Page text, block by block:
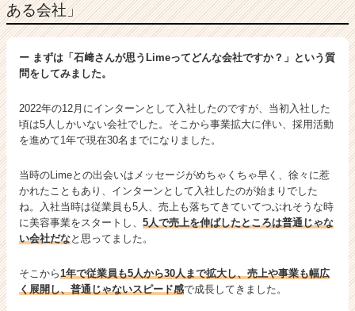
ある会社」
ー まずは「石﨑さんが思うLimeってどんな会社ですか？」という質
問をしてみました。
2022年の12月にインターンとして入社したのですが、当初入社した
頃は5人しかいない会社でした。そこから事業拡大に伴い、採用活動
を進めて1年で現在30名までになりました。
当時のLimeとの出会いはメッセージがめちゃくちゃ早く、徐々に惹
かれたこともあり、インターンとして入社したのが始まりでした
ね。入社当時は従業員も5人、売上も落ちてきていてつぶれそうな時
に美容事業をスタートし、 5人で売上を伸ばしたところは普通じゃな
い会社だなと思ってました。
そこから 1年で従業員も5人から30人まで拡大し、売上や事業も幅広
く展開し、普通じゃないスピード感で成長してきました。